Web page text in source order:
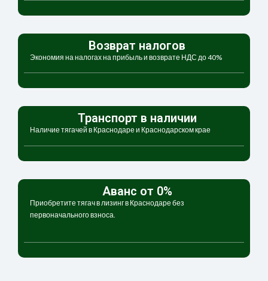
Возврат налогов
Экономия на налогах на прибыль и возврате НДС до 40%
Транспорт в наличии
Наличие тягачей в Краснодаре и Краснодарском крае
Аванс от 0%
Приобретите тягач в лизинг в Краснодаре без
первоначального взноса.